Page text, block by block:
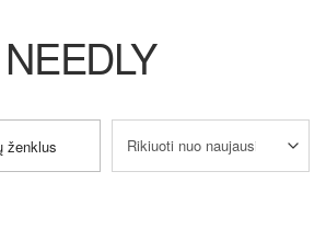
NEEDLY
ženklus